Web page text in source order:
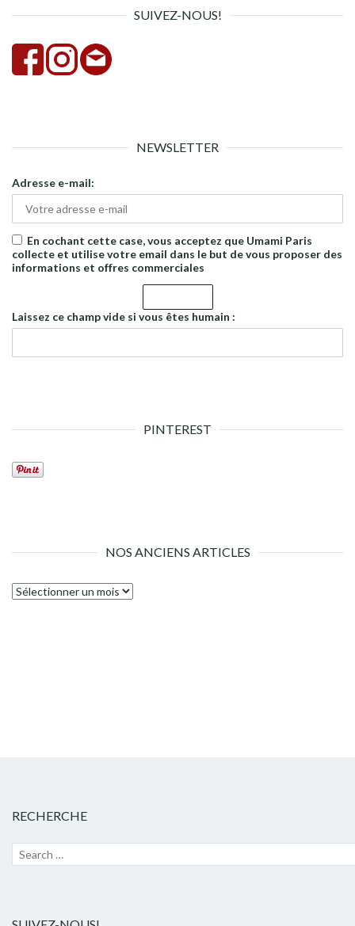
SUIVEZ-NOUS!
NEWSLETTER
Adresse e-mail:
En cochant cette case, vous acceptez que Umami Paris
collecte et utilise votre email dans le but de vous proposer des
informations et offres commerciales
Laissez ce champ vide si vous êtes humain :
PINTEREST
NOS ANCIENS ARTICLES
Nos
RECHERCHE
Recherche